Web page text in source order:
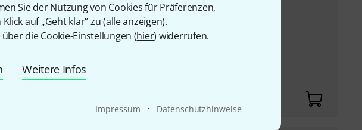
Sie der Nutzung von Cookies für Präferenzen,
auf „Geht klar“ zu (alle anzeigen).
die Cookie-Einstellungen (hier) widerrufen.
Weitere Infos
Impressum · Datenschutzhinweise
Natural WN w/Bag
Fichte
Zargen: Mahagoni laminiert
209€
UVP:243,89 € -14%